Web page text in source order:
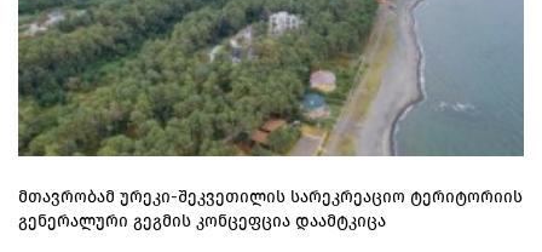
მთავრობამ ურეკი-შეკვეთილის სარეკრეაციო ტერიტორიის
გენერალური გეგმის კონცეფცია დაამტკიცა